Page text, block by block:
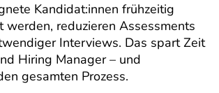
Kandidat:innen frühzeitig
werden, reduzieren Assessments
Interviews. Das spart Zeit
Hiring Manager – und
gesamten Prozess.